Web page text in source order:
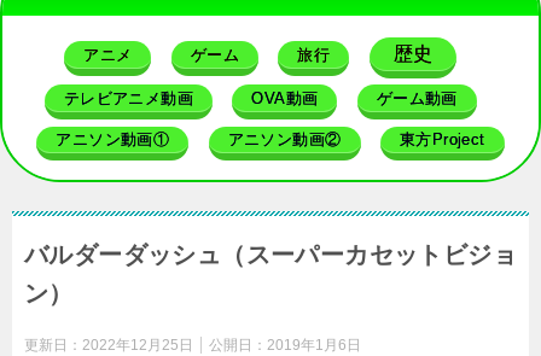
アニメ ゲーム 旅行 歴史
テレビアニメ動画 OVA動画 ゲーム動画
アニソン動画① アニソン動画② 東方Project
バルダーダッシュ（スーパーカセットビジョ
ン）
更新日： 2022年12月25日 公開日： 2019年1月6日